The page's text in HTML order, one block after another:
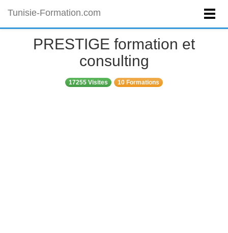
Tunisie-Formation.com
PRESTIGE formation et
consulting
17255 Visites 10 Formations